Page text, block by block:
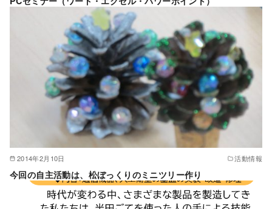
2014年2月10日 活動情報
今回の自主活動は、松ぼっくりのミニツリー作り